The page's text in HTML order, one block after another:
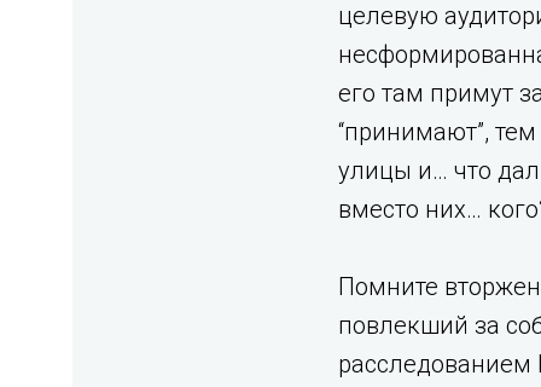
целевую
его там примут
“принимают”,
улицы и… что
вместо них…
Помните
повлекший за
расследованием